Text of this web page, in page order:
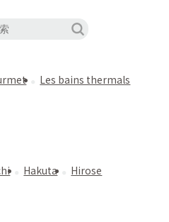
Les bains thermals
Hakuta
Hirose